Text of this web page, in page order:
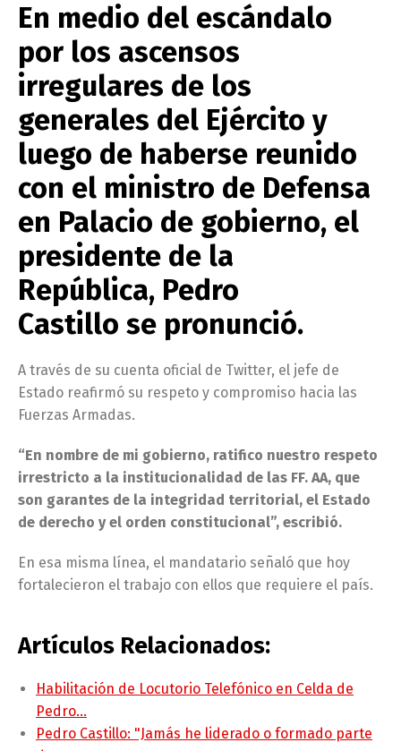
En medio del escándalo
por los ascensos
irregulares de los
generales del Ejército y
luego de haberse reunido
con el ministro de Defensa
en Palacio de gobierno, el
presidente de la
República, Pedro
Castillo se pronunció.
A través de su cuenta oficial de Twitter, el jefe de
Estado reafirmó su respeto y compromiso hacia las
Fuerzas Armadas.
“En nombre de mi gobierno, ratifico nuestro respeto
irrestricto a la institucionalidad de las FF. AA, que
son garantes de la integridad territorial, el Estado
de derecho y el orden constitucional”, escribió.
En esa misma línea, el mandatario señaló que hoy
fortalecieron el trabajo con ellos que requiere el país.
Artículos Relacionados:
Habilitación de Locutorio Telefónico en Celda de
Pedro…
Pedro Castillo: "Jamás he liderado o formado parte